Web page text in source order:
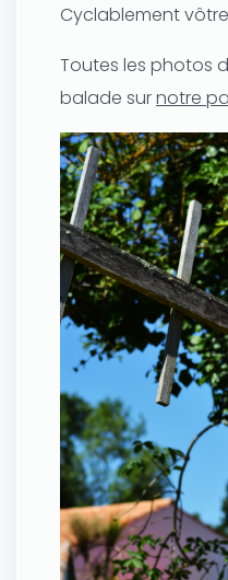
Cyclablement
Toutes les photos
balade surnotre